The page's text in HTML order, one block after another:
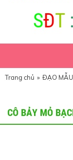
SĐT :
Trang chủ » ĐẠO
CÔ BẢY MỎ